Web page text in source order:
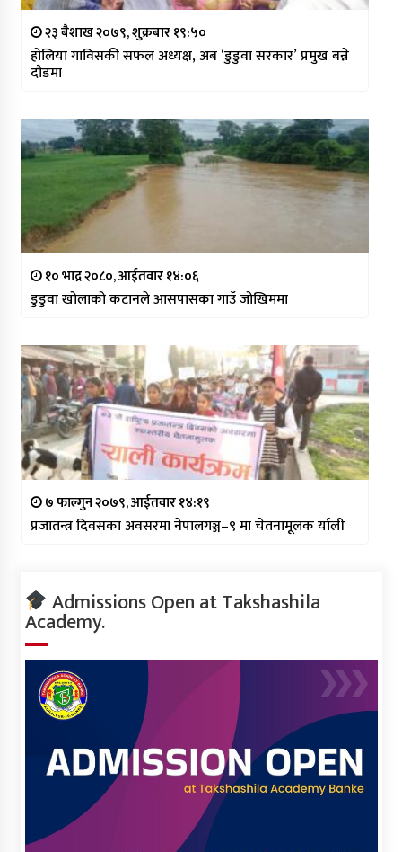
२३ बैशाख २०७९, शुक्रबार १९:५०
होलिया गाविसकी सफल अध्यक्ष, अब ‘डुडुवा सरकार’ प्रमुख बन्ने
दौडमा
१० भाद्र २०८०, आईतवार १४:०६
डुडुवा खोलाको कटानले आसपासका गाउँ जोखिममा
७ फाल्गुन २०७९, आईतवार १४:१९
प्रजातन्त्र दिवसका अवसरमा नेपालगञ्ज–९ मा चेतनामूलक र्याली
Admissions Open at Takshashila
Academy.